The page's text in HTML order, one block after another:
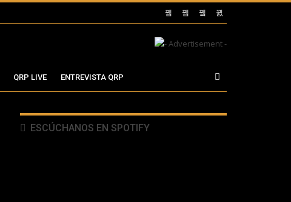
QRP LIVE ENTREVISTA QRP
ESCÚCHANOS EN SPOTIFY